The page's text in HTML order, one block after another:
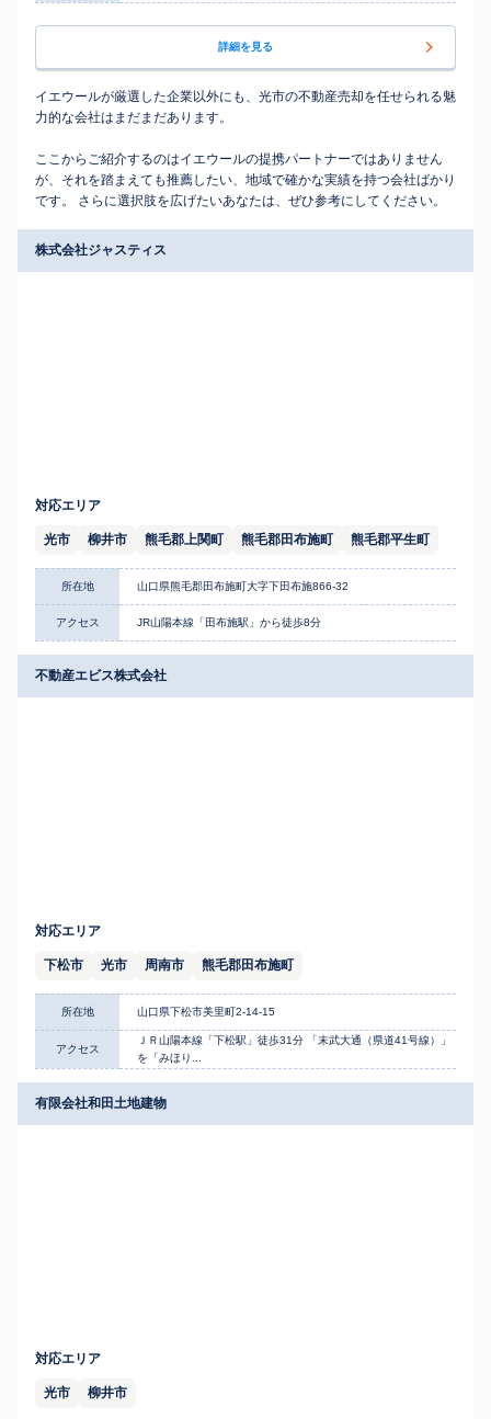
詳細を見る
イエウールが厳選した企業以外にも、光市の不動産売却を任せられる魅
力的な会社はまだまだあります。
ここからご紹介するのはイエウールの提携パートナーではありません
が、それを踏まえても推薦したい、地域で確かな実績を持つ会社ばかり
です。 さらに選択肢を広げたいあなたは、ぜひ参考にしてください。
株式会社ジャスティス
対応エリア
光市 柳井市 熊毛郡上関町 熊毛郡田布施町 熊毛郡平生町
所在地 山口県熊毛郡田布施町大字下田布施866-32
アクセス JR山陽本線「田布施駅」から徒歩8分
不動産エビス株式会社
対応エリア
下松市 光市 周南市 熊毛郡田布施町
所在地 山口県下松市美里町2-14-15
アクセス
ＪＲ山陽本線「下松駅」徒歩31分 「末武大通（県道41号線）」
を「みほり...
有限会社和田土地建物
対応エリア
光市 柳井市